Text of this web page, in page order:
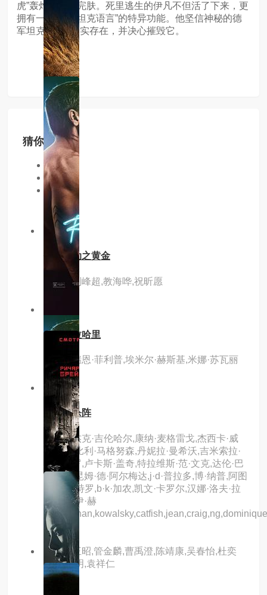
虎”轰炸得体无完肤。死里逃生的伊凡不但活了下来，更
拥有一种读懂“坦克语言”的特异功能。他坚信神秘的德
军坦克“白虎”确实存在，并决心摧毁它。
猜你喜欢
同类型
同地区
同年份
3.0分 hd
扫黑行动之黄金
主演：刘峰超,教海哗,祝昕愿
逃出卡拉哈里
主演：瑞恩·菲利普,埃米尔·赫斯基,米娜·苏瓦丽
4.0分 hd
新威龙杀阵
主演：杰克·吉伦哈尔,康纳·麦格雷戈,杰西卡·威
廉姆斯,比利·马格努森,丹妮拉·曼希沃,吉米索拉·
艾库美罗,卢卡斯·盖奇,特拉维斯·范·文克,达伦·巴
内特,乔昆姆·德·阿尔梅达,j·d·普拉多,博·纳普,阿图
罗·卡斯特罗,b·k·加农,凯文·卡罗尔,汉娜·洛夫·拉
尼尔,杰伊·赫
农
主演：王昭,管金麟,曹禹澄,陈靖康,吴春怡,杜奕
衡,杜玉明,袁祥仁